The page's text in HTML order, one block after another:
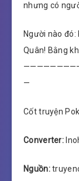
nhưng có
Người nào
Quân! Bằng
—
Cốt truyện
Converter:
Nguồn: